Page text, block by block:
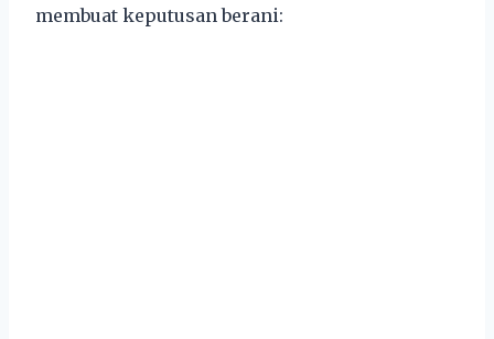
membuat keputusan berani: